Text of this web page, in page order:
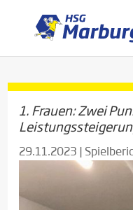
1. Frauen: Zwei
29.11.2023 |